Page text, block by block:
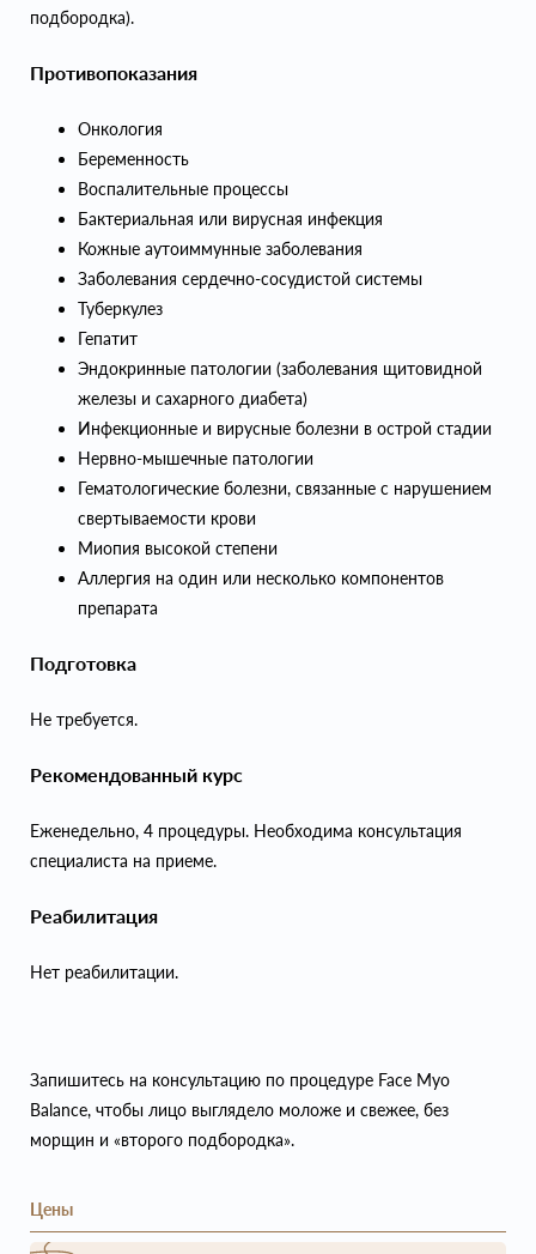
подбородка).
Противопоказания
Онкология
Беременность
Воспалительные процессы
Бактериальная или вирусная инфекция
Кожные аутоиммунные заболевания
Заболевания сердечно-сосудистой системы
Туберкулез
Гепатит
Эндокринные патологии (заболевания щитовидной
железы и сахарного диабета)
Инфекционные и вирусные болезни в острой стадии
Нервно-мышечные патологии
Гематологические болезни, связанные с нарушением
свертываемости крови
Миопия высокой степени
Аллергия на один или несколько компонентов
препарата
Подготовка
Не требуется.
Рекомендованный курс
Еженедельно, 4 процедуры. Необходима консультация
специалиста на приеме.
Реабилитация
Нет реабилитации.
Запишитесь на консультацию по процедуре Face Myo
Balance, чтобы лицо выглядело моложе и свежее, без
морщин и «второго подбородка».
Цены